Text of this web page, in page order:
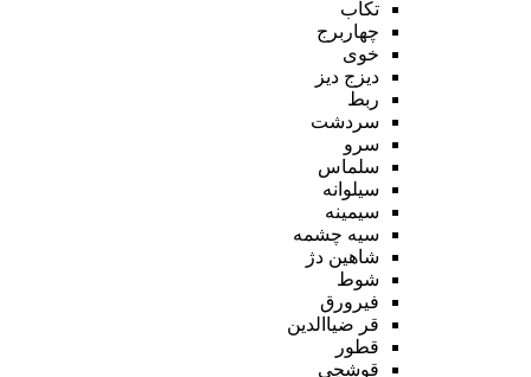
تکاب
چهاربرج
خوی
دیزج دیز
ربط
سردشت
سرو
سلماس
سیلوانه
سیمینه
سیه چشمه
شاهین دژ
شوط
فیرورق
قر ضیاالدین
قطور
قوشچی